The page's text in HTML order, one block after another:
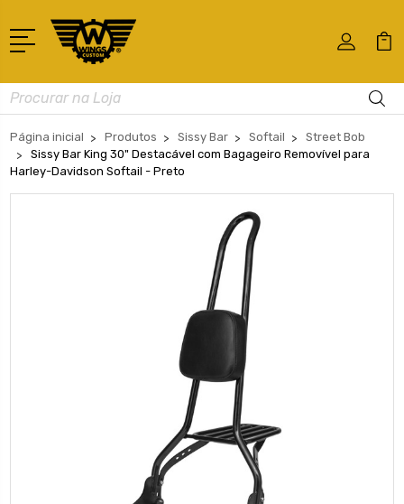
Busca
Página inicial Produtos Sissy Bar Softail
Street Bob
Sissy Bar King 30" Destacável com Bagageiro Removível para
Harley-Davidson Softail - Preto